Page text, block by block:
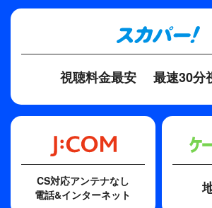
プロデューサー
内藤宏之、今野徹（イースト）
ディレクター・監督
今野徹（イースト）
視聴料金最安 最速30分
CS対応アンテナなし
電話&インターネット